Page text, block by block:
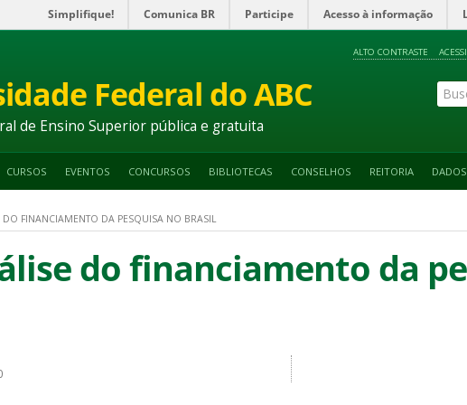
Simplifique! Comunica BR Participe Acesso à informação
ALTO CONTRASTE
Federal do ABC
de Ensino Superior pública e gratuita
CURSOS EVENTOS CONCURSOS BIBLIOTECAS CONSELHOS REITORIA DADOS
DO FINANCIAMENTO DA PESQUISA NO BRASIL
do financiamento da